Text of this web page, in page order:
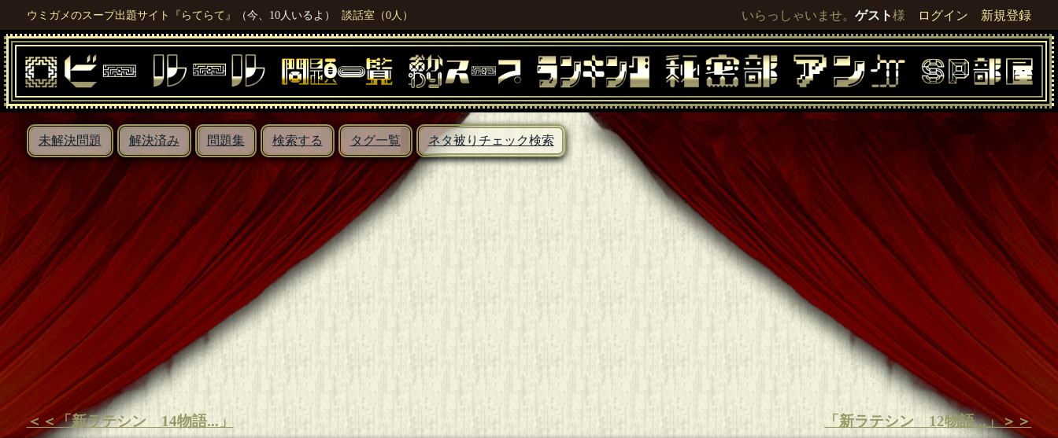
ウミガメのスープ出題サイト『らてらて』 （今、10人いるよ） 談話室（0人） いらっしゃいませ。ゲスト様 ログイン 新規登録
未解決問題 解決済み 問題集 検索する タグ一覧 ネタ被りチェック検索
＜＜「新ラテシン 14物語...」 「新ラテシン 12物語...」＞＞